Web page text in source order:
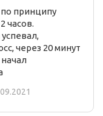
принципу
часов.
через 20 минут